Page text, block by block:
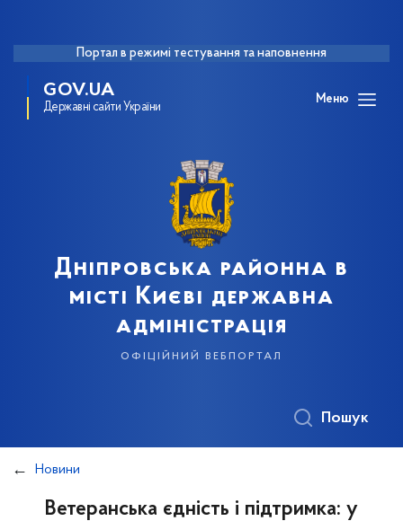
Портал в режимі тестування та наповнення
GOV.UA
Державні сайти України
Меню
Дніпровська районна в
місті Києві державна
адміністрація
офіційний вебпортал
Пошук
Новини
Ветеранська єдність і підтримка: у